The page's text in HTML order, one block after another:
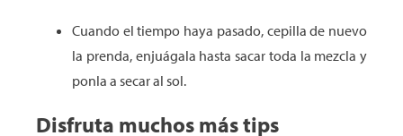
Cuando el tiempo haya pasado, cepilla de nuevo
la prenda, enjuágala hasta sacar toda la mezcla y
ponla a secar al sol.
Disfruta muchos más tips